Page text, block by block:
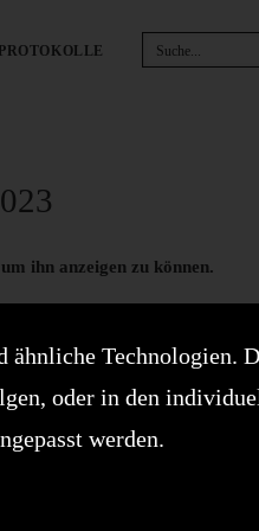
ihn anzeigen zu können.
ähnliche Technologien.
oder in den
werden.